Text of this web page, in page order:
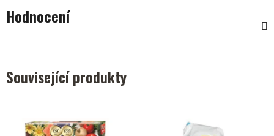
Hodnocení
Související produkty